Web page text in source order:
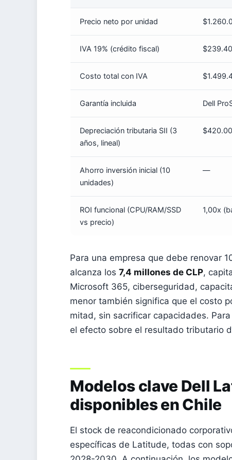
Precio neto por unidad
IVA 19% (crédito fiscal)
Costo total con IVA
Garantía incluida Dell
Depreciación tributaria SII (3
años, lineal)
Ahorro inversión inicial (10
unidades)
—
ROI funcional (CPU/RAM/SSD
vs precio)
1,00x
Para una empresa que debe renovar
alcanza los 7,4 millones de CLP,
Microsoft 365, ciberseguridad,
menor también significa que el costo
mitad, sin sacrificar capacidades.
el efecto sobre el resultado tributario
Modelos clave Dell
disponibles en Chile
El stock de reacondicionado
específicas de Latitude, todas con